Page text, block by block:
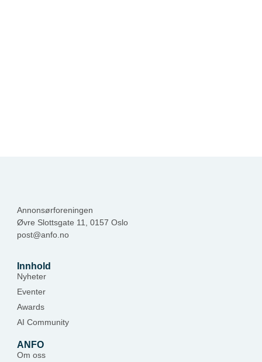
Annonsørforeningen
Øvre Slottsgate 11, 0157 Oslo
post@anfo.no
Innhold
Nyheter
Eventer
Awards
AI Community
ANFO
Om oss